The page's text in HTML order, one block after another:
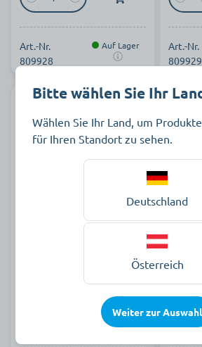
Art.-Nr.
809928
Auf Lager
Art.-Nr.
809929
Kanister à 20 Kilogramm zzgl. MwSt.
Prima
221,90 €
Kanister à
Bitte wählen Sie Ihr
Wählen Sie Ihr Land, um
für Ihren Standort zu sehen.
Deutschland
Österreich
Weiter zur Auswahl